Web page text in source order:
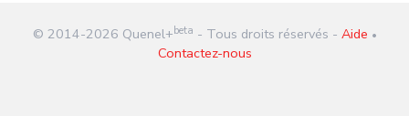
Clément
© 2014-2026 Quenel+ beta - Tous droits réservés - Aide •
Contactez-nous